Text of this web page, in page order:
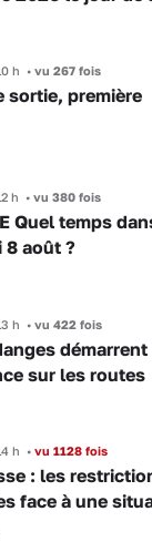
h •vu 267 fois
sortie, première
h •vu 380 fois
Quel temps
8 août ?
h •vu 422 fois
démarrent
sur les routes
h •vu 1128 fois
: les
face à une